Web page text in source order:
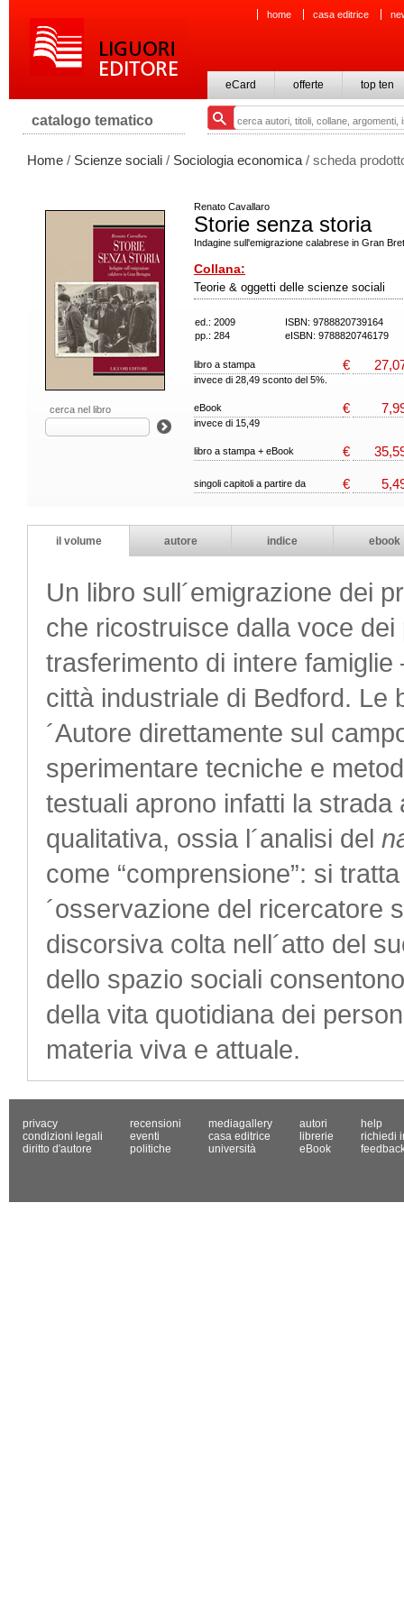
home casa editrice
eCard offerte top ten
catalogo tematico
Home / Scienze sociali / Sociologia economica / scheda
cerca nel libro
Renato Cavallaro
Storie senza storia
Indagine sull'emigrazione calabrese in Gran
Collana:
Teorie & oggetti delle scienze sociali
ed.: 2009
ISBN: 9788820739164
pp.: 284
eISBN: 9788820746179
libro a stampa €
invece di 28,49 sconto del 5%.
eBook €
invece di 15,49
libro a stampa + eBook €
singoli capitoli a partire da €
il volume autore indice ebook
Un libro sull´emigrazione dei
che ricostruisce dalla voce
trasferimento di intere famiglie
città industriale di Bedford. Le
´Autore direttamente sul
sperimentare tecniche e
testuali aprono infatti la
qualitativa, ossia l´analisi del
come “comprensione”: si
´osservazione del ricercatore
discorsiva colta nell´atto del
dello spazio sociali
della vita quotidiana dei
materia viva e attuale.
privacy
condizioni legali
diritto d'autore
recensioni
eventi
politiche
mediagallery
casa editrice
università
autori
librerie
eBook
help
richiedi